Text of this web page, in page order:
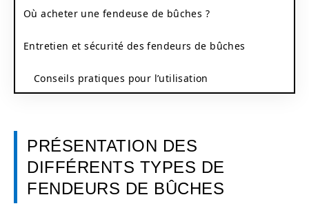
Où acheter une fendeuse de bûches ?
Entretien et sécurité des fendeurs de bûches
Conseils pratiques pour l’utilisation
PRÉSENTATION DES
DIFFÉRENTS TYPES DE
FENDEURS DE BÛCHES